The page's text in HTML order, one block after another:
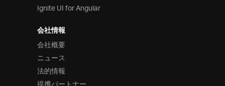
Ignite UI for Angular
会社情報
会社概要
ニュース
法的情報